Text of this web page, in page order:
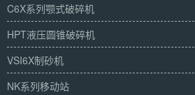
C6X系列颚式破碎机
HPT液压圆锥破碎机
VSI6X制砂机
NK系列移动站